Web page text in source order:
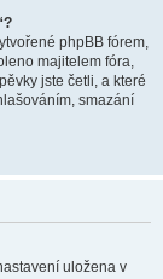
phpBB fórem,
majitelem fóra,
jste četli, a které
smazání
uložena v